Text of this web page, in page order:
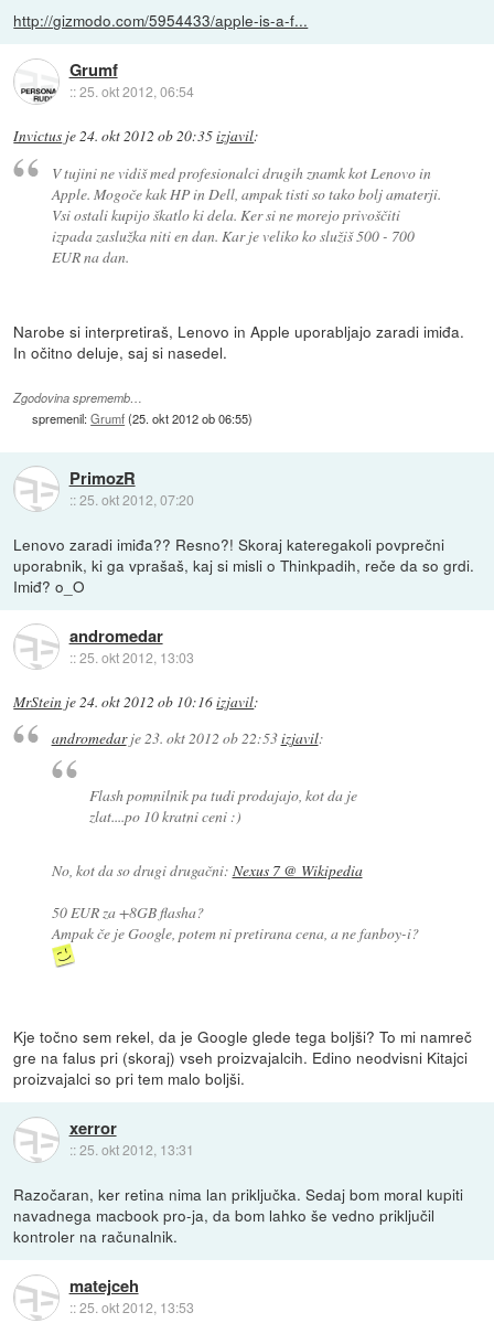
http://gizmodo.com/5954433/apple-is-a-f...
Grumf
::25. okt 2012, 06:54
Invictus je24. okt 2012 ob 20:35izjavil:
V tujini ne vidiš med profesionalci drugih znamk kot Lenovo in
Apple. Mogoče kak HP in Dell, ampak tisti so tako bolj amaterji.
Vsi ostali kupijo škatlo ki dela. Ker si ne morejo privoščiti
izpada zaslužka niti en dan. Kar je veliko ko služiš 500 - 700
EUR na dan.
Narobe si interpretiraš, Lenovo in Apple uporabljajo zaradi imiđa.
In očitno deluje, saj si nasedel.
Zgodovina sprememb…
spremenil:Grumf(25. okt 2012 ob 06:55)
PrimozR
::25. okt 2012, 07:20
Lenovo zaradi imiđa?? Resno?! Skoraj kateregakoli povprečni
uporabnik, ki ga vprašaš, kaj si misli o Thinkpadih, reče da so grdi.
Imiđ? o_O
andromedar
::25. okt 2012, 13:03
MrStein je24. okt 2012 ob 10:16izjavil:
andromedarje23. okt 2012 ob 22:53izjavil:
Flash pomnilnik pa tudi prodajajo, kot da je
zlat....po 10 kratni ceni :)
No, kot da so drugi drugačni: Nexus 7 @ Wikipedia
50 EUR za +8GB flasha?
Ampak če je Google, potem ni pretirana cena, a ne fanboy-i?
Kje točno sem rekel, da je Google glede tega boljši? To mi namreč
gre na falus pri (skoraj) vseh proizvajalcih. Edino neodvisni Kitajci
proizvajalci so pri tem malo boljši.
xerror
::25. okt 2012, 13:31
Razočaran, ker retina nima lan priključka. Sedaj bom moral kupiti
navadnega macbook pro-ja, da bom lahko še vedno priključil
kontroler na računalnik.
matejceh
::25. okt 2012, 13:53